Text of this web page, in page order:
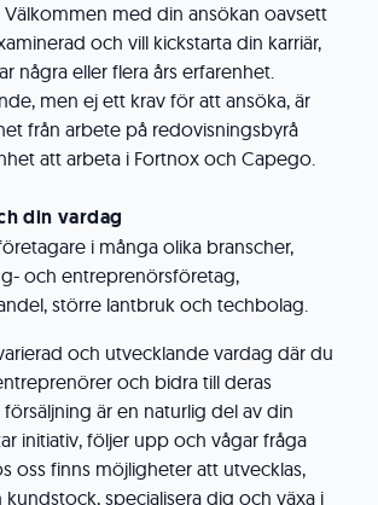
Välkommen med din ansökan oavsett
och vill kickstarta din karriär,
några eller flera års erfarenhet.
men ej ett krav för att ansöka, är
från arbete på redovisningsbyrå
att arbeta i Fortnox och Capego.
din vardag
i många olika branscher,
och entreprenörsföretag,
större lantbruk och techbolag.
och utvecklande vardag där du
och bidra till deras
är en naturlig del av din
initiativ, följer upp och vågar fråga
oss finns möjligheter att utvecklas,
specialisera dig och växa i